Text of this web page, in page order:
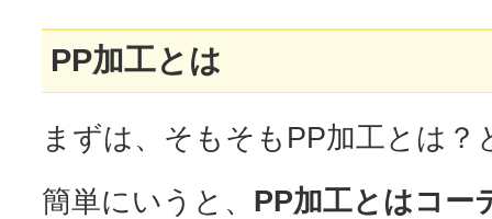
PP加工とは
まずは、そもそもPP加工とは？
簡単にいうと、 PP加工とはコー